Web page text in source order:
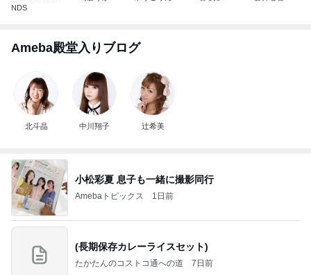
NDS
Ameba殿堂入りブログ
北斗晶 中川翔子 辻希美
小松彩夏 息子も一緒に撮影同行
Amebaトピックス 1日前
(長期保存カレーライスセット)
たかたんのコストコ通への道 7日前